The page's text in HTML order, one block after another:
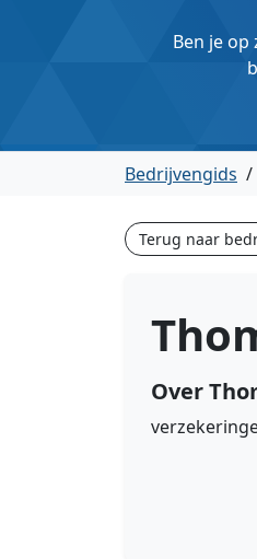
Ben je
Bedrijvengids /
Terug naar
Over